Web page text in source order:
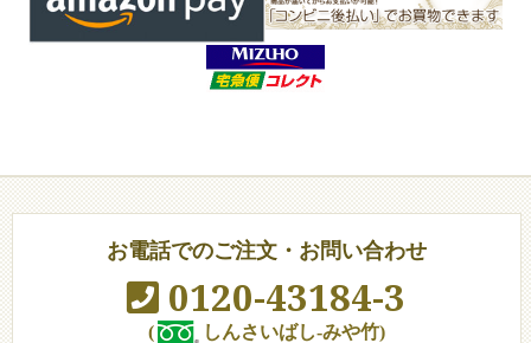
お電話でのご注文・お問い合わせ
0120-43184-3
(
しんさいばし-みや竹)